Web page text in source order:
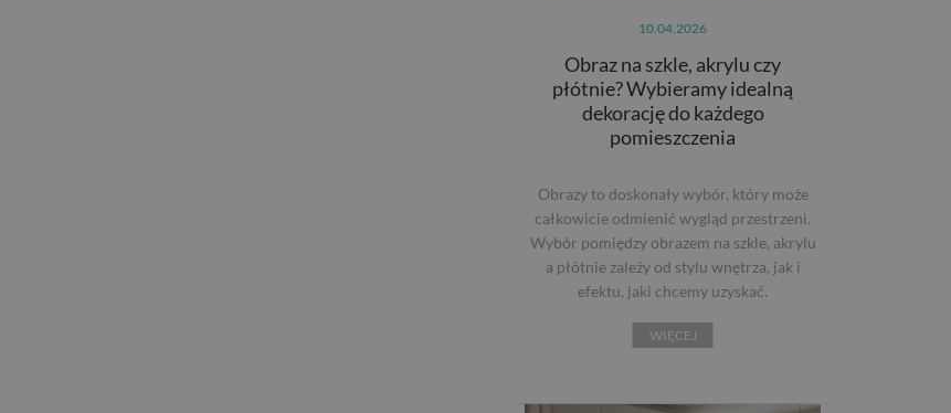
10.04.2026
Obraz na szkle, akrylu czy
płótnie? Wybieramy idealną
dekorację do każdego
pomieszczenia
Obrazy to doskonały wybór, który może
całkowicie odmienić wygląd przestrzeni.
Wybór pomiędzy obrazem na szkle, akrylu
a płótnie zależy od stylu wnętrza, jak i
efektu, jaki chcemy uzyskać.
WIĘCEJ